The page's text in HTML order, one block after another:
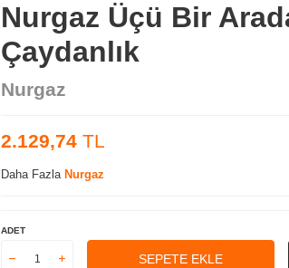
Nurgaz Üçü Bir
Çaydanlık
Nurgaz
2.129,74 TL
Daha Fazla Nurgaz
ADET
SEPETE EKLE